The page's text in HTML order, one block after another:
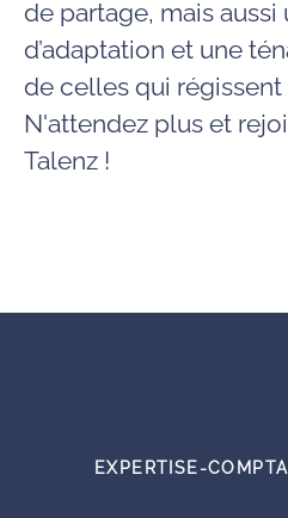
de partage, mais
d’adaptation et une
de celles qui
N'attendez plus et
Talenz !
EXPERTISE-